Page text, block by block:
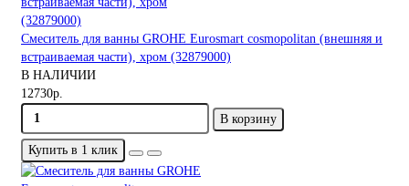
Смеситель для ванны GROHE Eurosmart cosmopolitan (внешняя и
встраиваемая части), хром (32879000)
В НАЛИЧИИ
12730р.
В корзину
Купить в 1 клик